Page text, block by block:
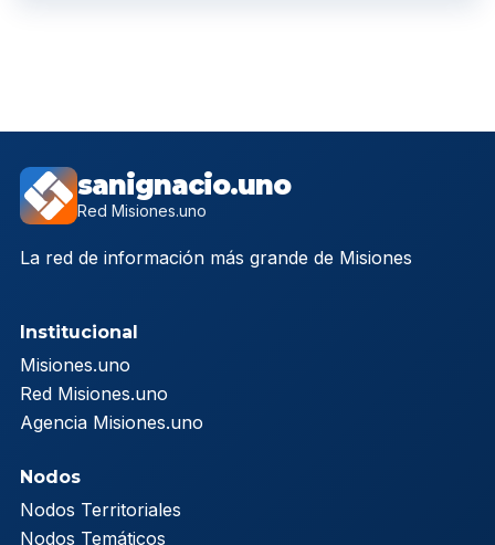
sanignacio.uno
Red Misiones.uno
La red de información más grande de Misiones
Institucional
Misiones.uno
Red Misiones.uno
Agencia Misiones.uno
Nodos
Nodos Territoriales
Nodos Temáticos